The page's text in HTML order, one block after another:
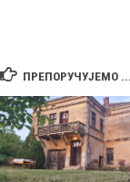
ПРЕПОРУЧУЈЕМО ...